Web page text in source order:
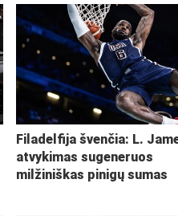
Filadelfija švenčia: L.
atvykimas sugeneruos
milžiniškas pinigų sumas